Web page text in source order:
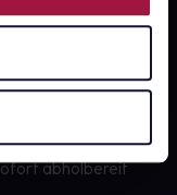
abholbereit